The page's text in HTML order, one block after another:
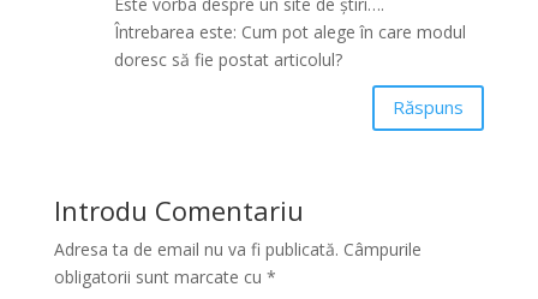
Întrebarea este: Cum pot alege în care modul
doresc să fie postat articolul?
Răspuns
Introdu Comentariu
Adresa ta de email nu va fi publicată. Câmpurile
obligatorii sunt marcate cu *